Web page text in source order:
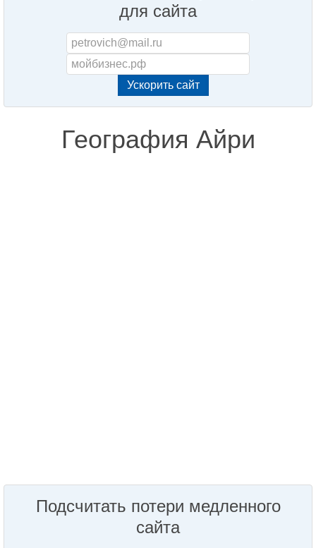
для сайта
География Айри
Подсчитать потери медленного
сайта